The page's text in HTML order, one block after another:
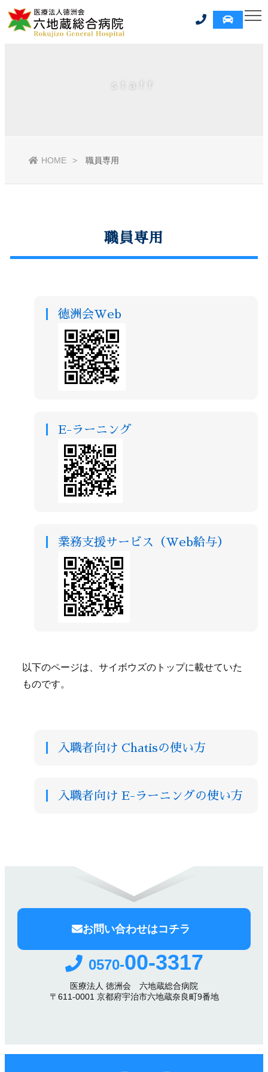
staff
HOME 職員専用
職員専用
徳洲会Web
E-ラーニング
業務支援サービス（Web給与）
以下のページは、サイボウズのトップに載せていた
ものです。
入職者向け Chatisの使い方
入職者向け E-ラーニングの使い方
お問い合わせはコチラ
0570-00-3317
医療法人 徳洲会 六地蔵総合病院
〒611-0001 京都府宇治市六地蔵奈良町9番地